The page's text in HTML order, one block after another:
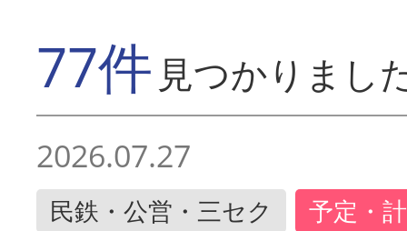
77件 見つかりまし
2026.07.27
民鉄・公営・三セク 予定・